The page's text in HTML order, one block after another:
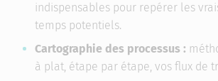
indispensables pour repérer les
temps potentiels.
Cartographie des processus :
à plat, étape par étape, vos flux de